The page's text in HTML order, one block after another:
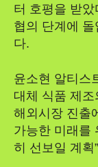
터 호평을 받
협의 단계에
다.
윤소현 알티스
대체 식품 제
해외시장 진출
가능한 미래를
히 선보일 계획